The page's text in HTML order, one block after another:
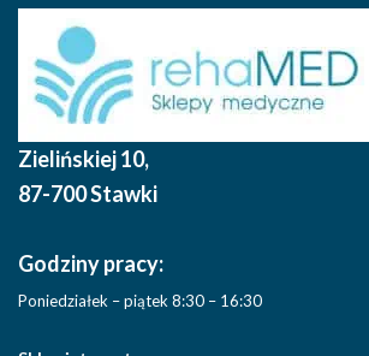
Zielińskiej 10,
87-700 Stawki
Godziny pracy:
Poniedziałek – piątek 8:30 – 16:30